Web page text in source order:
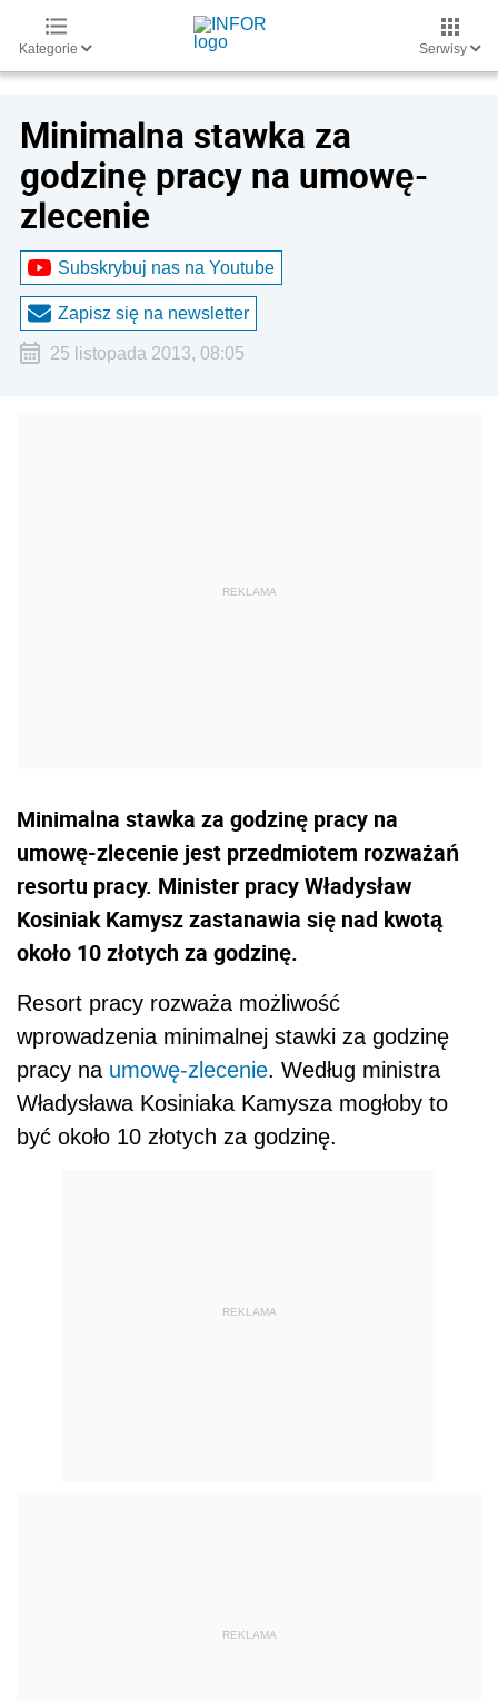
Kategorie Serwisy
Minimalna stawka za
godzinę pracy na umowę-
zlecenie
Subskrybuj nas na Youtube
Zapisz się na newsletter
25 listopada 2013, 08:05
Minimalna stawka za godzinę pracy na
umowę-zlecenie jest przedmiotem rozważań
resortu pracy. Minister pracy Władysław
Kosiniak Kamysz zastanawia się nad kwotą
około 10 złotych za godzinę.
Resort pracy rozważa możliwość
wprowadzenia minimalnej stawki za godzinę
pracy na umowę-zlecenie. Według ministra
Władysława Kosiniaka Kamysza mogłoby to
być około 10 złotych za godzinę.
REKLAMA
REKLAMA